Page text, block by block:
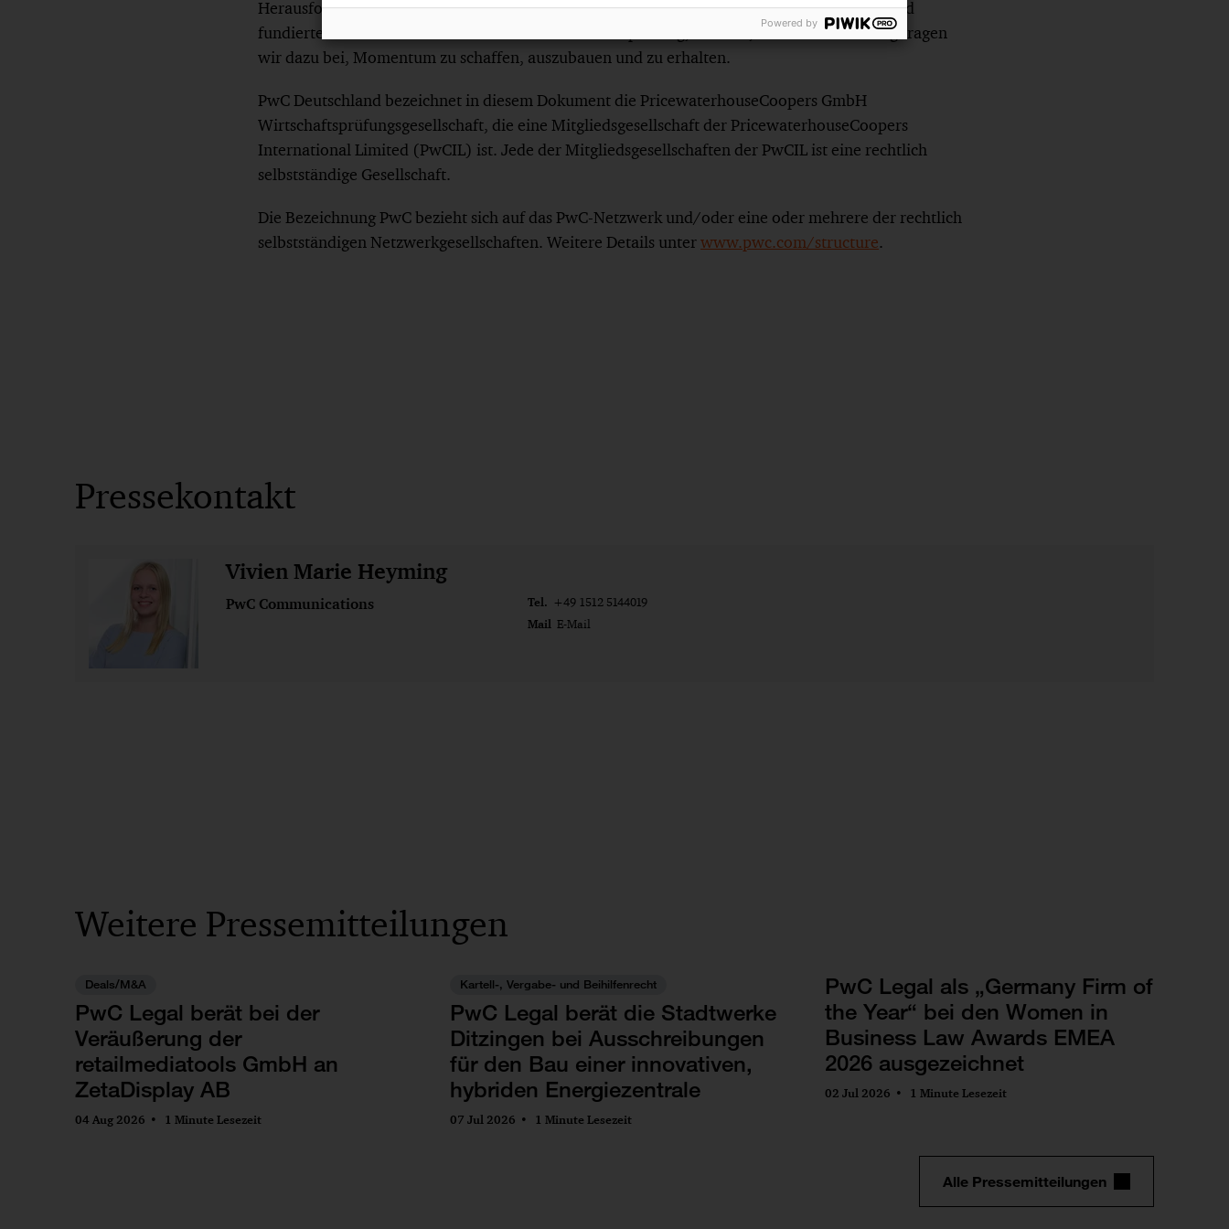
Herausforderungen in Chancen und Wettbewerbsvorteile. Mit modernsten Technologien und
fundiertem Fachwissen in den Bereichen Wirtschaftsprüfung, Steuern, Recht und Beratung tragen
wir dazu bei, Momentum zu schaffen, auszubauen und zu erhalten.
PwC Deutschland bezeichnet in diesem Dokument die PricewaterhouseCoopers GmbH
Wirtschaftsprüfungsgesellschaft, die eine Mitgliedsgesellschaft der PricewaterhouseCoopers
International Limited (PwCIL) ist. Jede der Mitgliedsgesellschaften der PwCIL ist eine rechtlich
selbstständige Gesellschaft.
Die Bezeichnung PwC bezieht sich auf das PwC-Netzwerk und/oder eine oder mehrere der rechtlich
selbstständigen Netzwerkgesellschaften. Weitere Details unterwww.pwc.com/structure.
Pressekontakt
Vivien Marie Heyming
PwC Communications Tel. +49 1512 5144019
Mail E-Mail
Weitere Pressemitteilungen
Deals/M&A
PwC Legal berät bei der
Veräußerung der
retailmediatools GmbH an
ZetaDisplay AB
04 Aug 2026 1 Minute Lesezeit
Kartell-, Vergabe- und Beihilfenrecht
PwC Legal berät die Stadtwerke
Ditzingen bei Ausschreibungen
für den Bau einer innovativen,
hybriden Energiezentrale
07 Jul 2026 1 Minute Lesezeit
PwC Legal als „Germany Firm of
the Year“ bei den Women in
Business Law Awards EMEA
2026 ausgezeichnet
02 Jul 2026 1 Minute Lesezeit
Alle Pressemitteilungen
Powered by